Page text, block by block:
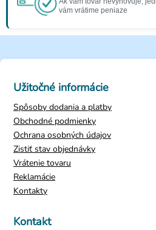
vám vrátime peniaze
Kontakt
Užitočné informácie
Spôsoby dodania a platby
Obchodné podmienky
Ochrana osobných údajov
Zistiť stav objednávky
Vrátenie tovaru
Reklamácie
Kontakty